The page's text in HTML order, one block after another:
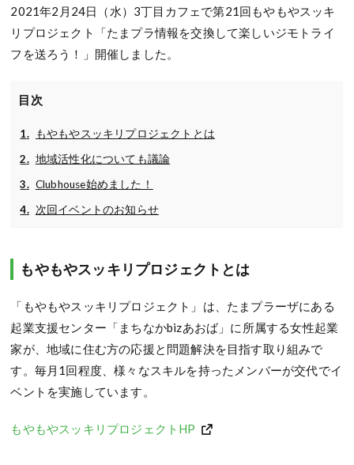
2021年2月24日（水）3丁目カフェで第21回もやもやスッキ
リプロジェクト「たまプラ情報を交換して楽しいジモトライ
フを送ろう！」開催しました。
目次
もやもやスッキリプロジェクトとは
地域活性化についても議論
Clubhouse始めました！
次回イベントのお知らせ
もやもやスッキリプロジェクトとは
「もやもやスッキリプロジェクト」は、たまプラーザにある
起業支援センター「まちなかbizあおば」に所属する女性起業
家が、地域に住む方の応援と問題解決を目指す取り組みで
す。毎月1回程度、様々なスキルを持ったメンバーが交代でイ
ベントを実施しています。
もやもやスッキリプロジェクトHP